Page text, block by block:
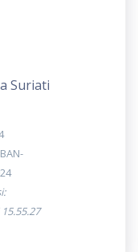
Suriati
15.55.27